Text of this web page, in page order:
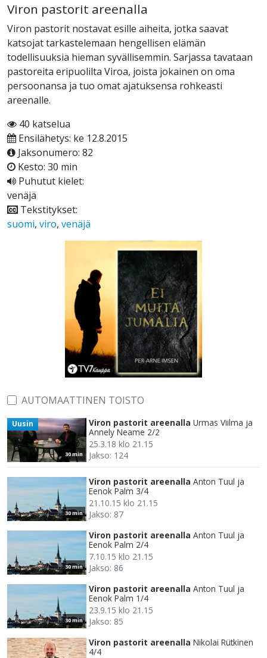
Viron pastorit areenalla
Viron pastorit nostavat esille aiheita, jotka saavat
katsojat tarkastelemaan hengellisen elämän
todellisuuksia hieman syvällisemmin. Sarjassa tavataan
pastoreita eripuolilta Viroa, joista jokainen on oma
persoonansa ja tuo omat ajatuksensa rohkeasti
areenalle.
40 katselua
Ensilähetys: ke 12.8.2015
Jaksonumero: 82
Kesto: 30 min
Puhutut kielet:
venäjä
Tekstitykset:
suomi, viro, venäjä
AUTOMAATTINEN TOISTO
30 min
Uusin Viron pastorit areenalla Urmas Viilma ja
Annely Neame 2/2
25.3.18 klo 21.15
Jakso: 124
30 min
Viron pastorit areenalla Anton Tuul ja
Eenok Palm 3/4
21.10.15 klo 21.15
Jakso: 87
30 min
Viron pastorit areenalla Anton Tuul ja
Eenok Palm 2/4
7.10.15 klo 21.15
Jakso: 86
30 min
Viron pastorit areenalla Anton Tuul ja
Eenok Palm 1/4
23.9.15 klo 21.15
Jakso: 85
Viron pastorit areenalla Nikolai Rütkinen
4/4